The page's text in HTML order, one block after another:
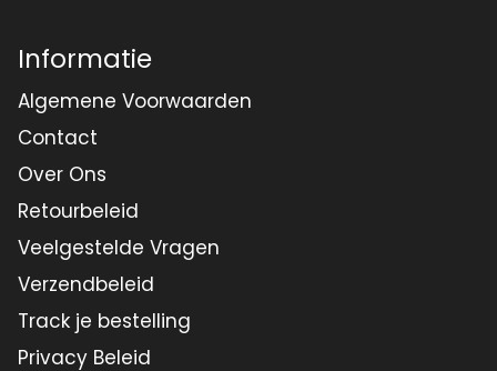
Informatie
Algemene Voorwaarden
Contact
Over Ons
Retourbeleid
Veelgestelde Vragen
Verzendbeleid
Track je bestelling
Privacy Beleid